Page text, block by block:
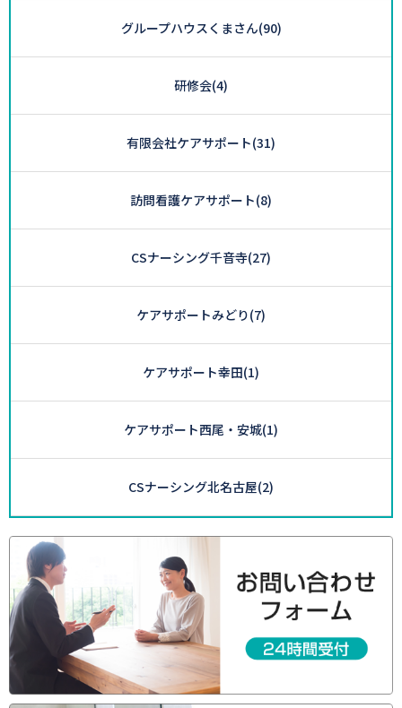
グループハウスくまさん(90)
研修会(4)
有限会社ケアサポート(31)
訪問看護ケアサポート(8)
CSナーシング千音寺(27)
ケアサポートみどり(7)
ケアサポート幸田(1)
ケアサポート西尾・安城(1)
CSナーシング北名古屋(2)